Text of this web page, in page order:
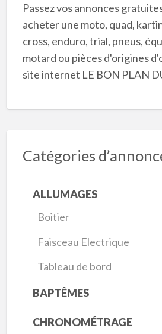
Passez vos annonces
acheter une moto, quad,
cross, enduro, trial, pneus,
motard ou pièces d'origines
site internet LE BON PLAN
Catégories
ALLUMAGES
Boitier
Faisceau Electrique
Tableau de bord
BAPTÊMES
CHRONOMÉTRAGE